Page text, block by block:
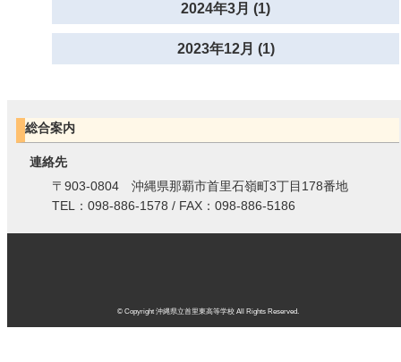
2024年3月 (1)
2023年12月 (1)
総合案内
連絡先
〒903-0804 沖縄県那覇市首里石嶺町3丁目178番地
TEL：098-886-1578 / FAX：098-886-5186
© Copyright 沖縄県立首里東高等学校 All Rights Reserved.